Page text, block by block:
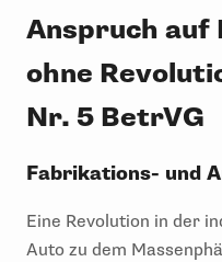
Anspruch auf
ohne
Nr. 5 BetrVG
Fabrikations- und
Eine Revolution in der
Auto zu dem